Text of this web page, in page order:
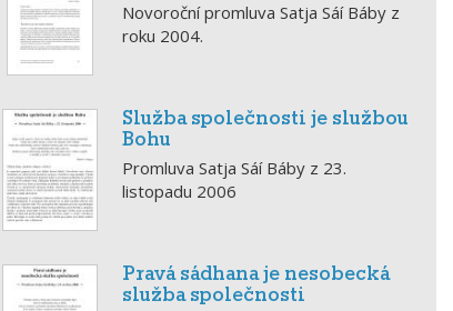
Novoroční promluva Satja Sáí Báby z
roku 2004.
Služba společnosti je službou
Bohu
Promluva Satja Sáí Báby z 23.
listopadu 2006
Pravá sádhana je nesobecká
služba společnosti